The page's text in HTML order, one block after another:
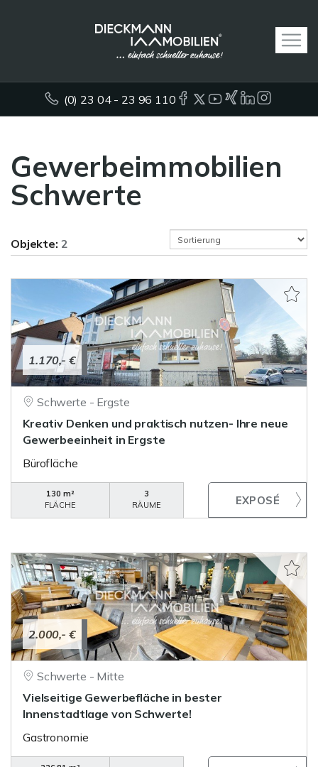
(0) 23 04 - 23 96 110
Gewerbeimmobilien
Schwerte
Objekte: 2
1.170,- €
Schwerte - Ergste
Kreativ Denken und praktisch nutzen- Ihre neue
Gewerbeeinheit in Ergste
Bürofläche
130 m²
FLÄCHE
3
RÄUME
2.000,- €
Schwerte - Mitte
Vielseitige Gewerbefläche in bester
Innenstadtlage von Schwerte!
Gastronomie